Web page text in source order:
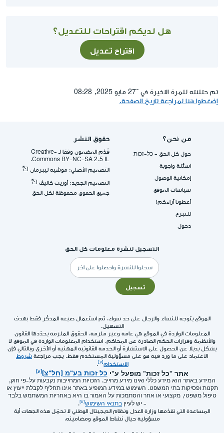
هل لديكم اقتراحات للتعديل؟
اقتراح تعديل
تم حتلنته للمرة الاخيرة في ־27 مايو 2025, 08:28
إضغطوا هنا لمراجعة تاريخ الصفحة.
من نحن؟
حول كل الحق - כל-זכות
اسئلة واجوبة
إمكانية الوصول
سياسات الموقع
أعطونا آراءكم!
للتبرع
دخول
حقوق النشر
قُدِّم المضمون وفقا لـ -Creative
Commons BY-NC-SA 2.5 IL.
التصميم الأصلي: موشيه ليبرمان
التصميم الجديد: أوريت كاليڤ
جميع الحقوق محفوظة لكل الحق
التسجيل لنشرة معلومات كل الحق
البريد
الإلكتروني
تسجيل
الموقع يتوجه للنساء والرجال على حد سواء. تم استعمال صيغة المذكّر فقط بهدف
التسهيل.
المعلومات الواردة في الموقع هي عامة وغير ملزمة. الحقوق الملزمة يحدّدها القانون
والأنظمة وقرارات الحكم الصادرة عن المحاكم. استخدام المعلومات الواردة في الموقع لا
يشكل بديلا عن الحصول على الاستشارة أو الخدمة القانونية المهنية أو الأخرى وبالتالي فإن
الاعتماد على ما ورد فيه هو على مسؤولية المستخدم فقط. يجب مراجعة شروط
الاستخدام
.
אתר "כל זכות" מופעל ע"י כל זכות בע"מ (חל"צ)
המידע באתר הוא מידע כללי ואינו מידע מחייב. הזכויות המחייבות נקבעות על-פי חוק,
תקנות ופסיקות בתי המשפט. השימוש במידע המופיע באתר אינו תחליף לקבלת ייעוץ או
טיפול משפטי, מקצועי או אחר והסתמכות על האמור בו היא באחריות המשתמש בלבד
- יש לעיין בתנאי השימוש
.
المساعدة التي تقدّمها وزارة العدل ونظام الديجيتال الوطني لا تحمّل هذه الجهات أية
مسؤولية حيال نشاط الموقع ومضامينه.